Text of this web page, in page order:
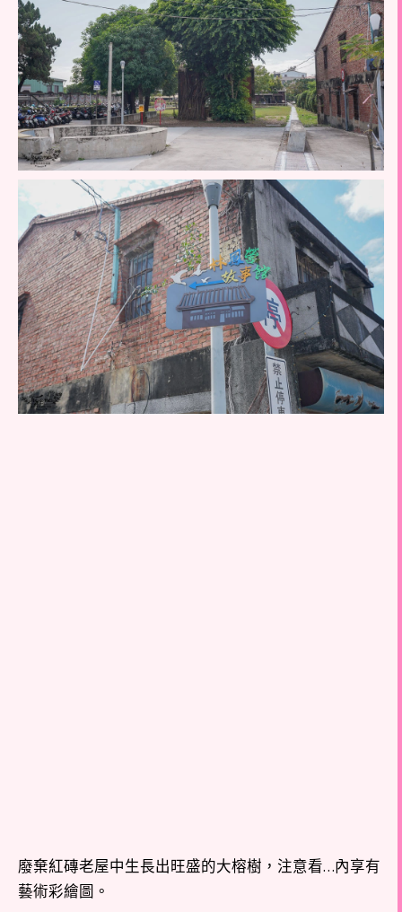
廢棄紅磚老屋中生長出旺盛的大榕樹，注意看…內享有
藝術彩繪圖。